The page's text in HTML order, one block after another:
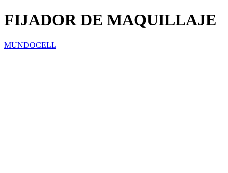
FIJADOR DE MAQUILLAJE
MUNDOCELL